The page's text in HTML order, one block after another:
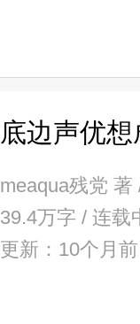
底边声优
meaqua残党 著
39.4万字 / 连载
更新：10个月